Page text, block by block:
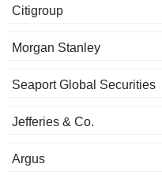
Citigroup
Morgan Stanley
Seaport Global Securities
Jefferies & Co.
Argus